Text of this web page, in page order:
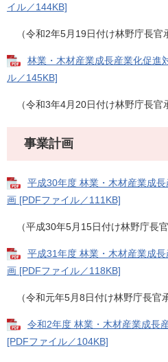
イル／144KB]
（令和2年5月19日付け林野庁長官
林業・木材産業成長産業化促進
ル／145KB]
（令和3年4月20日付け林野庁長官
事業計画
平成30年度 林業・木材産業成
画 [PDFファイル／111KB]
（平成30年5月15日付け林野庁長官
平成31年度 林業・木材産業成
画 [PDFファイル／118KB]
（令和元年5月8日付け林野庁長官
令和2年度 林業・木材産業成長
[PDFファイル／104KB]